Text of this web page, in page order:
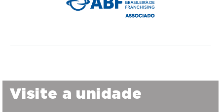
Visite a unidade